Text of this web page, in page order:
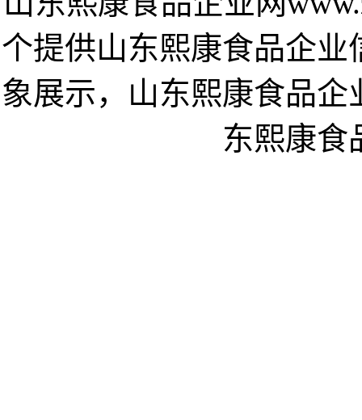
个提供山东熙康食品企
象展示，山东熙康食品
东熙康食